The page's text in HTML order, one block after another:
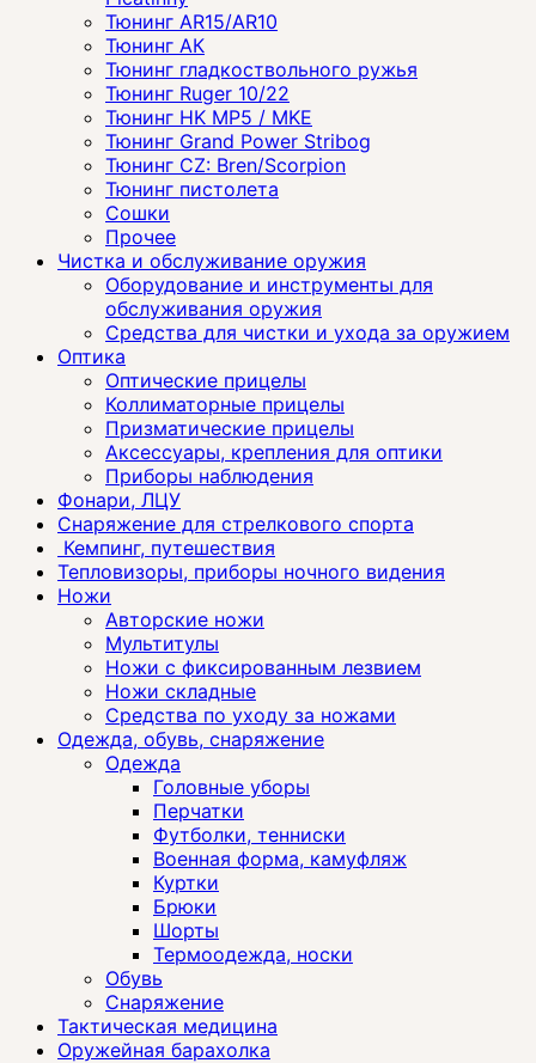
Тюнинг AR15/AR10
Тюнинг АК
Тюнинг гладкоствольного ружья
Тюнинг Ruger 10/22
Тюнинг HK MP5 / MKE
Тюнинг Grand Power Stribog
Тюнинг CZ: Bren/Scorpion
Тюнинг пистолета
Сошки
Прочее
Чистка и обслуживание оружия
Оборудование и инструменты для
обслуживания оружия
Средства для чистки и ухода за оружием
Оптика
Оптические прицелы
Коллиматорные прицелы
Призматические прицелы
Аксессуары, крепления для оптики
Приборы наблюдения
Фонари, ЛЦУ
Снаряжение для стрелкового спорта
Кемпинг, путешествия
Тепловизоры, приборы ночного видения
Ножи
Авторские ножи
Мультитулы
Ножи с фиксированным лезвием
Ножи складные
Средства по уходу за ножами
Одежда, обувь, снаряжение
Одежда
Головные уборы
Перчатки
Футболки, тенниски
Военная форма, камуфляж
Куртки
Брюки
Шорты
Термоодежда, носки
Обувь
Снаряжение
Тактическая медицина
Оружейная барахолка